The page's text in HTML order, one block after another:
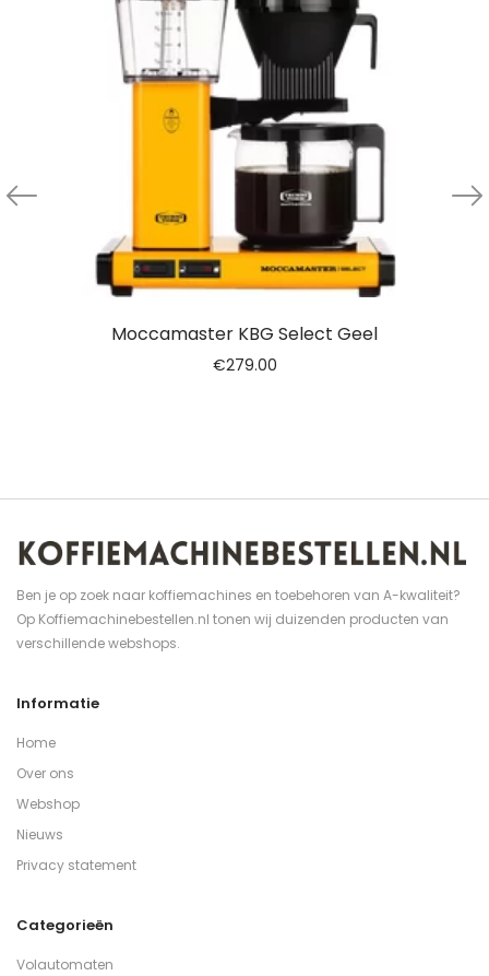
Moccamaster KBG Select Geel
€279.00
Ben je op zoek naar koffiemachines en toebehoren van A-kwaliteit?
Op Koffiemachinebestellen.nl tonen wij duizenden producten van
verschillende webshops.
Informatie
Home
Over ons
Webshop
Nieuws
Privacy statement
Categorieën
Volautomaten